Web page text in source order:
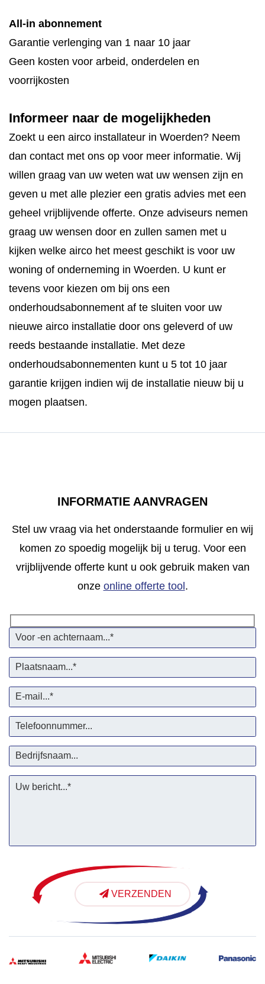
All-in abonnement
Garantie verlenging van 1 naar 10 jaar
Geen kosten voor arbeid, onderdelen en
voorrijkosten
Informeer naar de mogelijkheden
Zoekt u een airco installateur in Woerden? Neem
dan contact met ons op voor meer informatie. Wij
willen graag van uw weten wat uw wensen zijn en
geven u met alle plezier een gratis advies met een
geheel vrijblijvende offerte. Onze adviseurs nemen
graag uw wensen door en zullen samen met u
kijken welke airco het meest geschikt is voor uw
woning of onderneming in Woerden. U kunt er
tevens voor kiezen om bij ons een
onderhoudsabonnement af te sluiten voor uw
nieuwe airco installatie door ons geleverd of uw
reeds bestaande installatie. Met deze
onderhoudsabonnementen kunt u 5 tot 10 jaar
garantie krijgen indien wij de installatie nieuw bij u
mogen plaatsen.
INFORMATIE AANVRAGEN
Stel uw vraag via het onderstaande formulier en wij
komen zo spoedig mogelijk bij u terug. Voor een
vrijblijvende offerte kunt u ook gebruik maken van
onze online offerte tool .
VERZENDEN